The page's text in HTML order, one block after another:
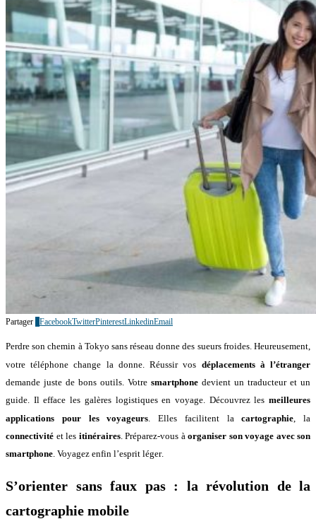
Partager FacebookTwitterPinterestLinkedinEmail
Perdre son chemin à Tokyo sans réseau donne des sueurs froides. Heureusement,
votre téléphone change la donne. Réussir vos déplacements à l’étranger
demande juste de bons outils. Votre smartphone devient un traducteur et un
guide. Il efface les galères logistiques en voyage. Découvrez lesmeilleures
applications pour les voyageurs . Elles facilitent lacartographie , la
connectivité et les itinéraires. Préparez-vous à organiser son voyage avec son
smartphone. Voyagez enfin l’esprit léger.
S’orienter sans faux pas : la révolution de la
cartographie mobile